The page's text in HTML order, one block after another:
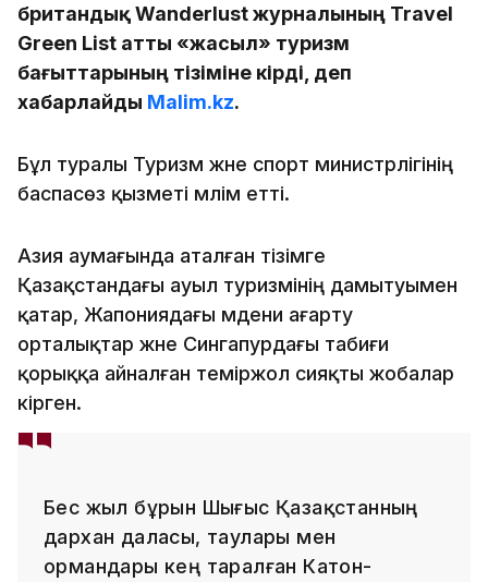
британдық Wanderlust журналының Travel
Green List атты «жасыл» туризм
бағыттарының тізіміне кірді, деп
хабарлайды Malim.kz.
Бұл туралы Туризм және спорт министрлігінің
баспасөз қызметі мәлім етті.
Азия аумағында аталған тізімге
Қазақстандағы ауыл туризмінің дамытуымен
қатар, Жапониядағы мәдени ағарту
орталықтар және Сингапурдағы табиғи
қорыққа айналған теміржол сияқты жобалар
кірген.
Бес жыл бұрын Шығыс Қазақстанның
дархан даласы, таулары мен
ормандары кең таралған Катон-